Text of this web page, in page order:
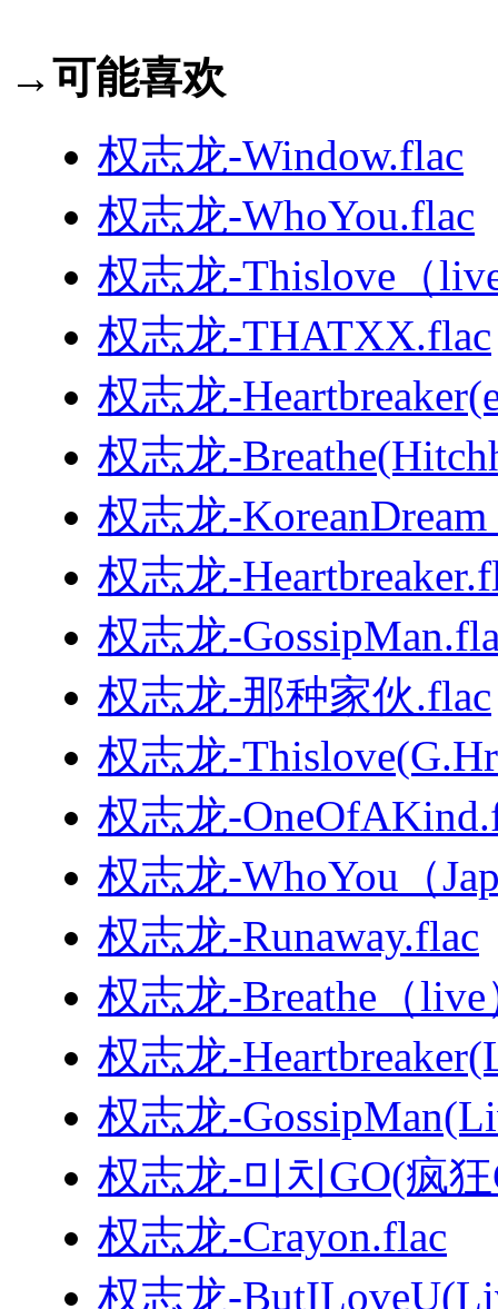
→可能喜欢
权志龙-Window.flac
权志龙-WhoYou.flac
权志龙-Thislove（
权志龙-THATXX.flac
权志龙-
权志龙-
权志龙-
权志龙-
权志龙-
权志龙-那种家伙.flac
权志龙-
权志龙-
权志龙-WhoYou（
权志龙-Runaway.flac
权志龙-Breathe（
权志龙-
权志龙-
权志龙-미치GO(疯
权志龙-Crayon.flac
权志龙-